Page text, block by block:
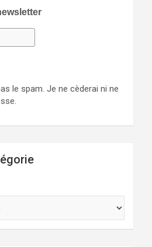
le spam. Je ne cèderai ni ne